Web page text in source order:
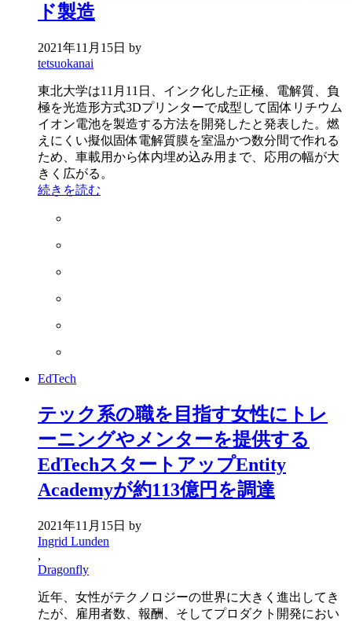
ド製造
2021年11月15日 by
tetsuokanai
東北大学は11月11日、インク化した正極、電解質、負
極を光造形方式3Dプリンターで成型して固体リチウム
イオン電池を製造する方法を開発したと発表した。燃
えにくい擬似固体電解質膜を室温かつ数分間で作れる
ため、車載用から体内埋め込み用まで、応用の幅が大
きく広がる。
続きを読む
EdTech
テック系の職を目指す女性にトレ
ーニングやメンターを提供する
EdTechスタートアップEntity
Academyが約113億円を調達
2021年11月15日 by
Ingrid Lunden
,
Dragonfly
近年、女性がテクノロジーの世界に大きく進出してき
たが、雇用者数、報酬、そしてプロダクト開発におい